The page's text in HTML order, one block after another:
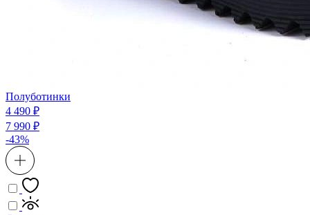
Полуботинки
4 490 ₽
7 990 ₽
-43%